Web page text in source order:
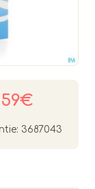
3687043